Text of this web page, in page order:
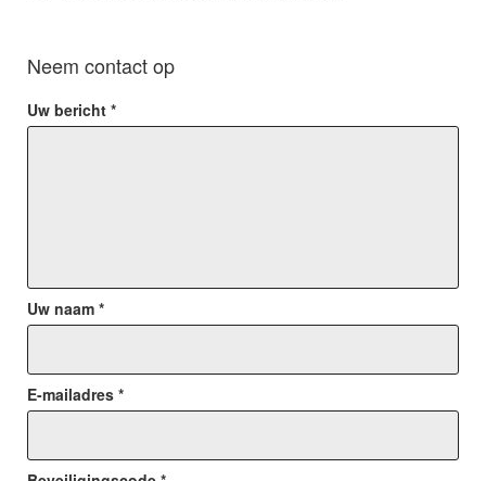
Neem contact op
Uw bericht *
Uw naam *
E-mailadres *